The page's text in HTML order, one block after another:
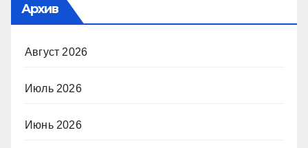
Архив
Август 2026
Июль 2026
Июнь 2026